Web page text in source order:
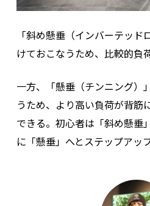
「斜め懸垂（インバーテッ
けておこなうため、比較的負
一方、「懸垂（チンニング）
うため、より高い負荷が背筋
できる。初心者は「斜め懸垂
に「懸垂」へとステップアッ